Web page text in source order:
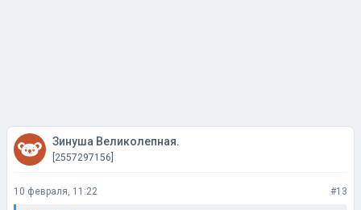
Зинуша Великолепная.
[2557297156]
10 февраля, 11:22 #13